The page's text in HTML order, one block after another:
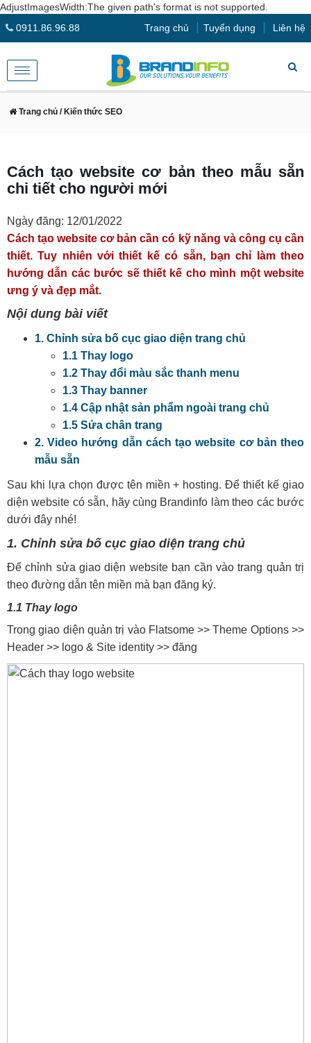
AdjustImagesWidth:The given path's format is not supported.
0911.86.96.88
Trang chủ Tuyển dụng Liên hệ
Toggle
navigation
Trang chủ / Kiến thức SEO
Cách tạo website cơ bản theo mẫu sẵn
chi tiết cho người mới
Ngày đăng: 12/01/2022
Cách tạo website cơ bản cần có kỹ năng và công cụ cần
thiết. Tuy nhiên với thiết kế có sẵn, bạn chỉ làm theo
hướng dẫn các bước sẽ thiết kế cho mình một website
ưng ý và đẹp mắt.
Nội dung bài viết
1. Chỉnh sửa bố cục giao diện trang chủ
1.1 Thay logo
1.2 Thay đổi màu sắc thanh menu
1.3 Thay banner
1.4 Cập nhật sản phẩm ngoài trang chủ
1.5 Sửa chân trang
2. Video hướng dẫn cách tạo website cơ bản theo
mẫu sẵn
Sau khi lựa chọn được tên miền + hosting. Để thiết kế giao
diện website có sẵn, hãy cùng Brandinfo làm theo các bước
dưới đây nhé!
1. Chỉnh sửa bố cục giao diện trang chủ
Để chỉnh sửa giao diện website bạn cần vào trang quản trị
theo đường dẫn tên miền mà bạn đăng ký.
1.1 Thay logo
Trong giao diện quản trị vào Flatsome >> Theme Options >>
Header >> logo & Site identity >> đăng